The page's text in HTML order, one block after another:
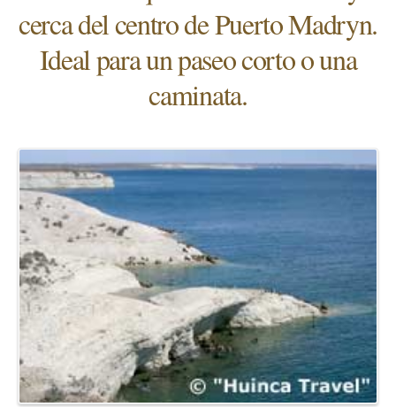
cerca del centro de Puerto Madryn.
Ideal para un paseo corto o una
caminata.